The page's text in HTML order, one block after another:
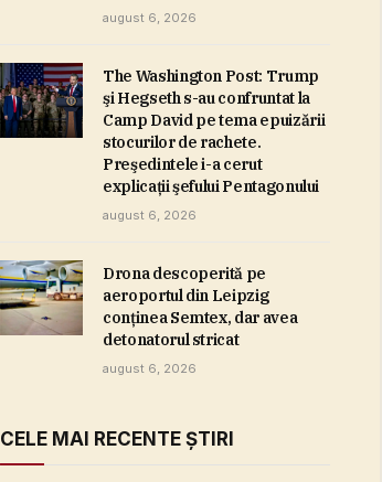
august 6, 2026
The Washington Post: Trump
şi Hegseth s-au confruntat la
Camp David pe tema epuizării
stocurilor de rachete.
Preşedintele i-a cerut
explicaţii şefului Pentagonului
august 6, 2026
Drona descoperită pe
aeroportul din Leipzig
conţinea Semtex, dar avea
detonatorul stricat
august 6, 2026
CELE MAI RECENTE ȘTIRI